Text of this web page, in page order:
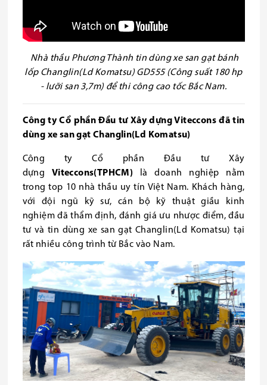
Nhà thầu Phương Thành tin dùng xe san gạt bánh
lốp Changlin(Ld Komatsu) GD555 (Công suất 180 hp
- lưỡi san 3,7m) để thi công cao tốc Bắc Nam.
Công ty Cổ phần Đầu tư Xây dựng Viteccons đã tin
dùng xe san gạt Changlin(Ld Komatsu)
Công ty Cổ phần Đầu tư Xây
dựng
Viteccons(TPHCM)
là doanh nghiệp nằm
trong top 10 nhà thầu uy tín Việt Nam. Khách hàng,
với đội ngũ kỹ sư, cán bộ kỹ thuật giầu kinh
nghiệm đã thẩm định, đánh giá ưu nhược điểm, đầu
tư và tin dùng xe san gạt Changlin(Ld Komatsu) tại
rất nhiều công trình từ Bắc vào Nam.